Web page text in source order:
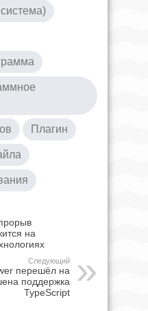
Плагин
на
Следующий
перешёл на
поддержка
TypeScript